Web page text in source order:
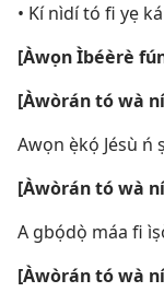
• Kí nìdí tó fi yẹ
[Àwọn Ìbéèrè
[Àwòrán tó wà
Awọn ẹ̀kọ́ Jésù ń
[Àwòrán tó wà
A gbọ́dọ̀ máa fi
[Àwòrán tó wà